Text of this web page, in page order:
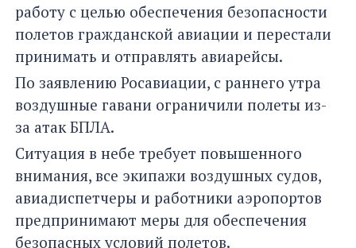
работу с целью обеспечения безопасности
полетов гражданской авиации и перестали
принимать и отправлять авиарейсы.
По заявлению Росавиации, с раннего утра
воздушные гавани ограничили полеты из-
за атак БПЛА.
Ситуация в небе требует повышенного
внимания, все экипажи воздушных судов,
авиадиспетчеры и работники аэропортов
предпринимают меры для обеспечения
безопасных условий полетов.